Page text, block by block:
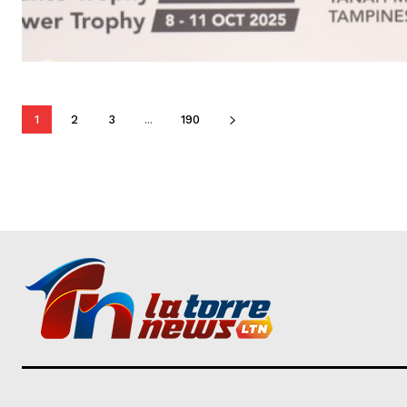
1 2 3 ... 190